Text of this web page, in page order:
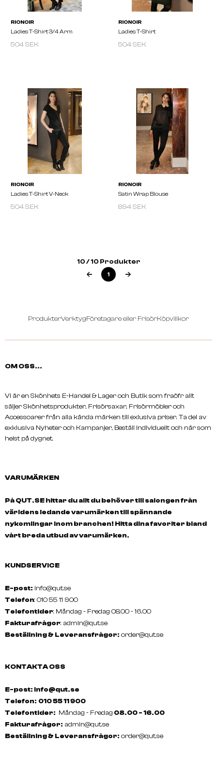
504 SEK 504 SEK
RIONOIR
Ladies T-Shirt V-Neck
504 SEK
RIONOIR
Satin Wrap Blouse
894 SEK
10 / 10 Produkter
1
ProdukterVerktygFöretagare eller FrisörKöpvillkor
OM OSS...
Vi är en Skönhets E-Handel & Lager och Butik som fraöfr allt
säljer Skönhetsprodukter, Frisörsaxar, Frisörmöbler och
Accessoarer från alla kända märken till exlusiva priser. Ta del av
exklusiva Nyheter och Kampanjer, Beställ individuellt och när som
helst på dygnet.
VARUMÄRKEN
På QUT.SE hittar du allt du behöver till salongen från
världens ledande varumärken till spännande
nykomlingar inom branchen! Hitta dina favoriter bland
vårt breda utbud av varumärken.
KUNDSERVICE
E-post: info@qut.se
Telefon: 010 55 11 900
Telefontider: Måndag - Fredag 08.00 - 16.00
Fakturafrågor: admin@qut.se
Beställning & Leveransfrågor: order@qut.se
KONTAKTA OSS
E-post: info@qut.se
Telefon: 010 55 11 900
Telefontider: Måndag - Fredag 08.00 - 16.00
Fakturafrågor: admin@qut.se
Beställning & Leveransfrågor: order@qut.se